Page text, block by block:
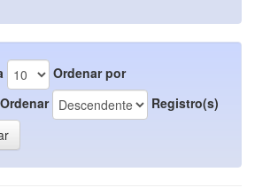
Ordenar por
Ordenar
Registro(s)